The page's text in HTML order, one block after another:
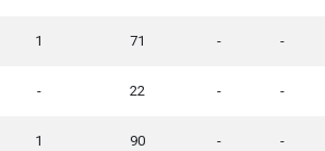
1 71 - -
- 22 - -
1 90 - -